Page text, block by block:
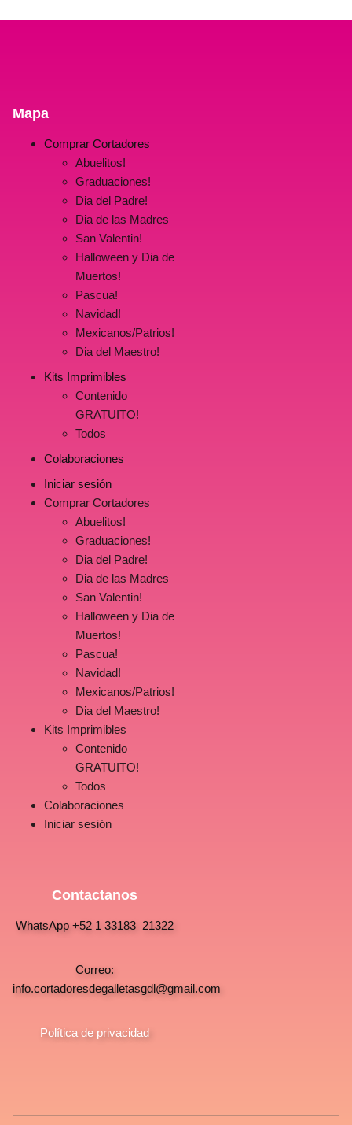
Mapa
Comprar Cortadores
Abuelitos!
Graduaciones!
Dia del Padre!
Dia de las Madres
San Valentin!
Halloween y Dia de
Muertos!
Pascua!
Navidad!
Mexicanos/Patrios!
Dia del Maestro!
Kits Imprimibles
Contenido
GRATUITO!
Todos
Colaboraciones
Iniciar sesión
Comprar Cortadores
Abuelitos!
Graduaciones!
Dia del Padre!
Dia de las Madres
San Valentin!
Halloween y Dia de
Muertos!
Pascua!
Navidad!
Mexicanos/Patrios!
Dia del Maestro!
Kits Imprimibles
Contenido
GRATUITO!
Todos
Colaboraciones
Iniciar sesión
Contactanos
WhatsApp +52 1 33183 21322
Correo:
info.cortadoresdegalletasgdl@gmail.com
Política de privacidad